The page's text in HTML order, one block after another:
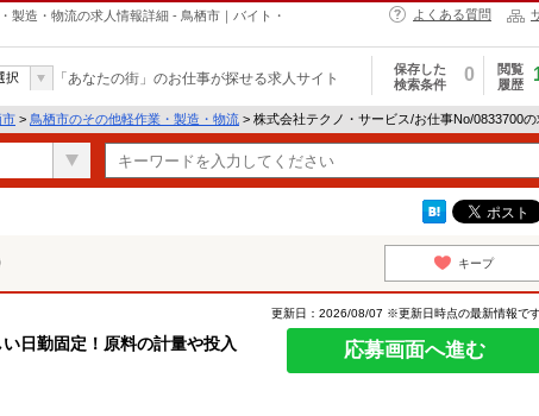
製造・物流の求人情報詳細 - 鳥栖市｜バイト・
よくある質問
択 「あなたの街」のお仕事が探せる求人サイト
保存した
検索条件
0
閲覧
履歴
市 > 鳥栖市のその他軽作業・製造・物流 > 株式会社テクノ・サービス/お仕事No/0833700
キープ
日勤固定！原料の計量や投入
更新日：2026/08/07 ※更新日時点の最新情報で
応募画面へ進む